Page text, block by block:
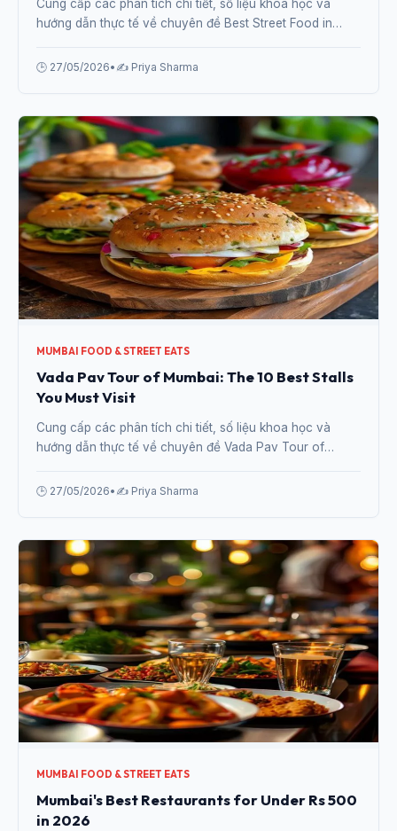
Cung cấp các phân tích chi tiết, số liệu khoa học và
hướng dẫn thực tế về chuyên đề Best Street Food in
🕒 27/05/2026• ✍️ Priya Sharma
MUMBAI FOOD & STREET EATS
Vada Pav Tour of Mumbai: The 10 Best Stalls
You Must Visit
Cung cấp các phân tích chi tiết, số liệu khoa học và
hướng dẫn thực tế về chuyên đề Vada Pav Tour of
🕒 27/05/2026• ✍️ Priya Sharma
MUMBAI FOOD & STREET EATS
Mumbai's Best Restaurants for Under Rs 500
in 2026